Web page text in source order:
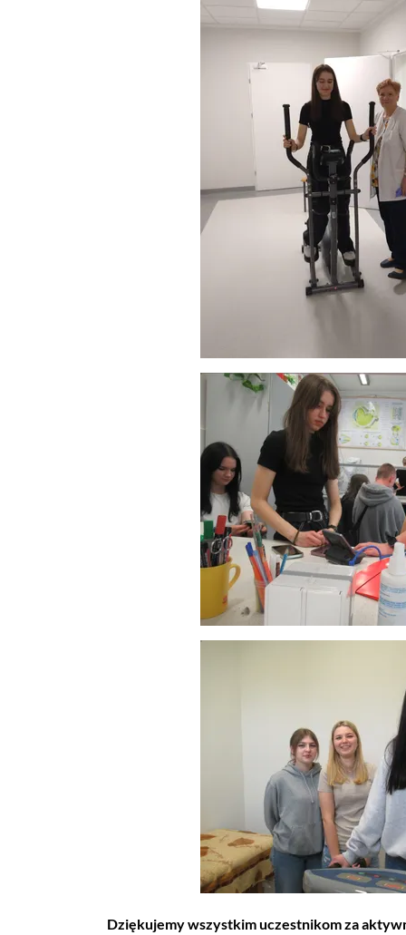
Dziękujemy wszystkim uczestnikom za